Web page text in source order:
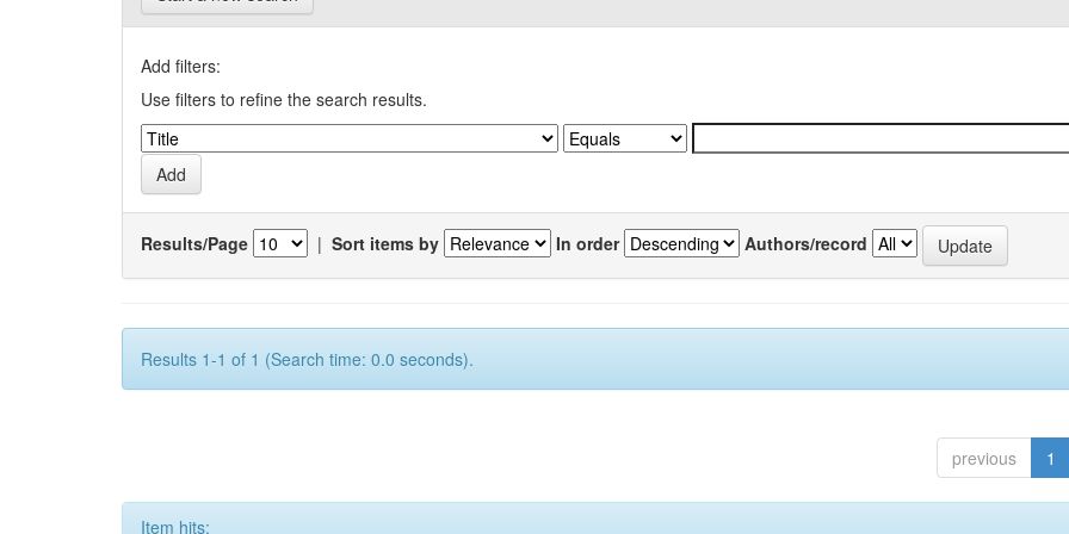
Add filters:
Use filters to refine the search results.
Results/Page | Sort items by In order Authors/record
Results 1-1 of 1 (Search time: 0.0 seconds).
previous 1
Item hits: